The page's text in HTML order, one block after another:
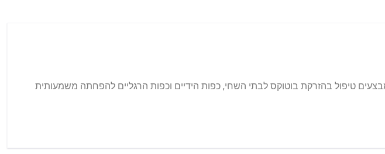
טיפול בהזרקת בוטוקס לבתי השחי, כפות הידיים וכפות הרגליים להפחתה משמעותית